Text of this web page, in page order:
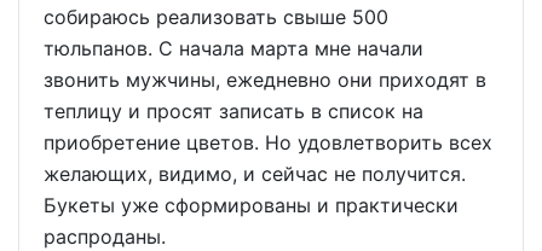
собираюсь реализовать свыше 500
тюльпанов. С начала марта мне начали
звонить мужчины, ежедневно они приходят в
теплицу и просят записать в список на
приобретение цветов. Но удовлетворить всех
желающих, видимо, и сейчас не получится.
Букеты уже сформированы и практически
распроданы.